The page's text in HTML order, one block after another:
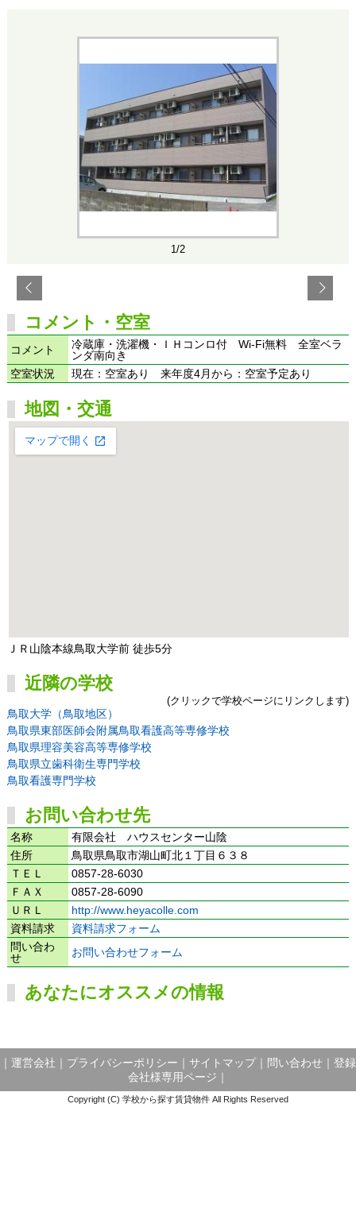
1/2
コメント・空室
コメント
冷蔵庫・洗濯機・ＩＨコンロ付 Wi-Fi無料 全室ベラ
ンダ南向き
空室状況
現在：空室あり 来年度4月から：空室予定あり
地図・交通
ＪＲ山陰本線鳥取大学前 徒歩5分
近隣の学校
(クリックで学校ページにリンクします)
鳥取大学（鳥取地区）
鳥取県東部医師会附属鳥取看護高等専修学校
鳥取県理容美容高等専修学校
鳥取県立歯科衛生専門学校
鳥取看護専門学校
お問い合わせ先
名称
有限会社 ハウスセンター山陰
住所
鳥取県鳥取市湖山町北１丁目６３８
ＴＥＬ
0857-28-6030
ＦＡＸ
0857-28-6090
ＵＲＬ
http://www.heyacolle.com
資料請求
資料請求フォーム
問い合わ
せ
お問い合わせフォーム
あなたにオススメの情報
運営会社 プライバシーポリシー サイトマップ｜ 問い合わせ
登録
会社様専用ページ
Copyright (C) 学校から探す賃貸物件 All Rights Reserved